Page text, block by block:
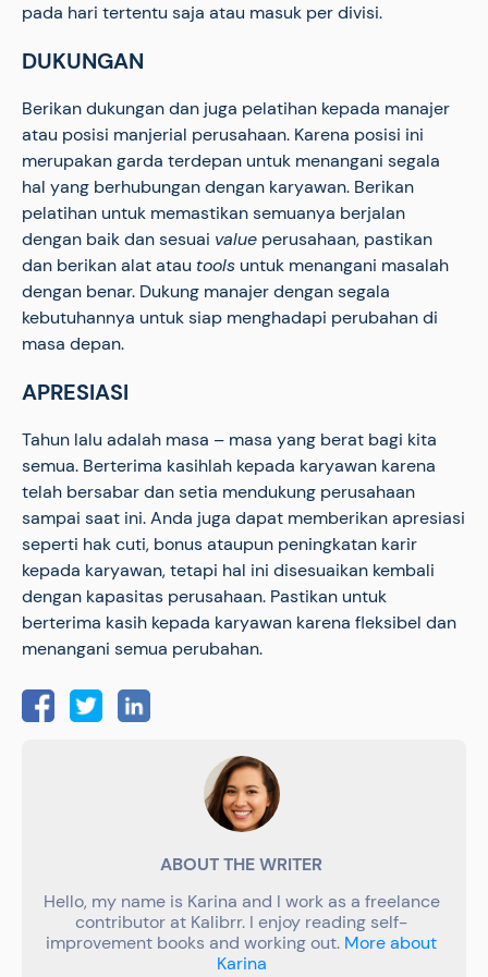
pada hari tertentu saja atau masuk per divisi.
DUKUNGAN
Berikan dukungan dan juga pelatihan kepada manajer
atau posisi manjerial perusahaan. Karena posisi ini
merupakan garda terdepan untuk menangani segala
hal yang berhubungan dengan karyawan. Berikan
pelatihan untuk memastikan semuanya berjalan
dengan baik dan sesuai value perusahaan, pastikan
dan berikan alat atau tools untuk menangani masalah
dengan benar. Dukung manajer dengan segala
kebutuhannya untuk siap menghadapi perubahan di
masa depan.
APRESIASI
Tahun lalu adalah masa – masa yang berat bagi kita
semua. Berterima kasihlah kepada karyawan karena
telah bersabar dan setia mendukung perusahaan
sampai saat ini. Anda juga dapat memberikan apresiasi
seperti hak cuti, bonus ataupun peningkatan karir
kepada karyawan, tetapi hal ini disesuaikan kembali
dengan kapasitas perusahaan. Pastikan untuk
berterima kasih kepada karyawan karena fleksibel dan
menangani semua perubahan.
ABOUT THE WRITER
Hello, my name is Karina and I work as a freelance
contributor at Kalibrr. I enjoy reading self-
improvement books and working out. More about
Karina